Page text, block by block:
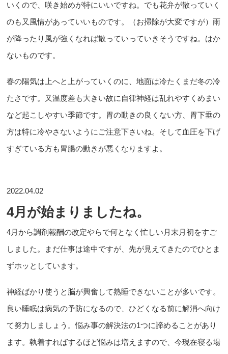
いくので、咲き始めが特にいいですね。でも花弁が散っていく
のも又風情があっていいものです。（お掃除が大変ですが）雨
が降ったり風が強くなれば散っていっていきそうですね。はか
ないものです。
春の陽気は上へと上がっていくのに、地面は冷たくまだ冬の冷
たさです。又温度差も大きい故に自律神経は乱れやすくめまい
など起こしやすい季節です。胃の動きの良くない方、胃下垂の
方は特に冷やさないようにご注意下さいね。そして血圧を下げ
すぎている方も胃腸の動きが悪くなりますよ。
2022.04.02
4月が始まりましたね。
4月から調剤報酬の改定やらで何となく忙しい月末月初をすご
しました。まだ仕事は途中ですが、先が見えてきたのでひとま
ずホッとしています。
神経ばかり使うと脳が興奮して熟睡できないことが多いです。
良い睡眠は病気の予防になるので、ひどくなる前に解消へ向け
て努力しましょう。悩み事の解決法の1つに諦めることがあり
ます。執着すればするほど悩みは増えますので、今現在寝る場